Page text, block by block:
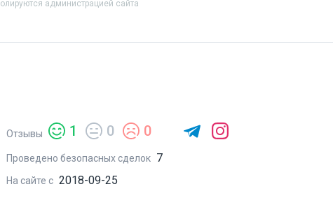
администрацией сайта
Отзывы 1 0 0
Проведено безопасных сделок 7
На сайте с 2018-09-25